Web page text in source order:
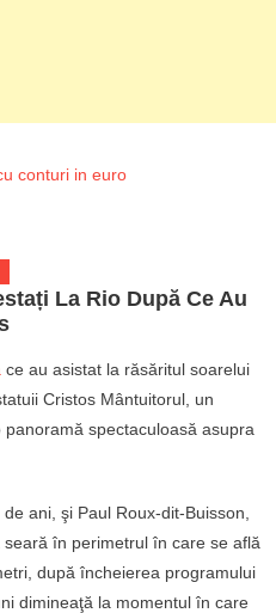
La Rio După Ce Au
ce au asistat la răsăritul soarelui
Cristos Mântuitorul, un
spectaculoasă asupra
ani, şi Paul Roux-dit-Buisson,
în perimetrul în care se află
după încheierea programului
dimineaţă la momentul în care